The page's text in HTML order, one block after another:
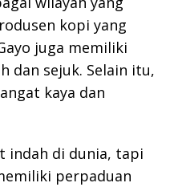
kopi yang
juga memiliki
dan sejuk. Selain itu,
kaya dan
indah di dunia, tapi
perpaduan